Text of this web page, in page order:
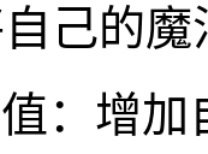
自己的
值：增